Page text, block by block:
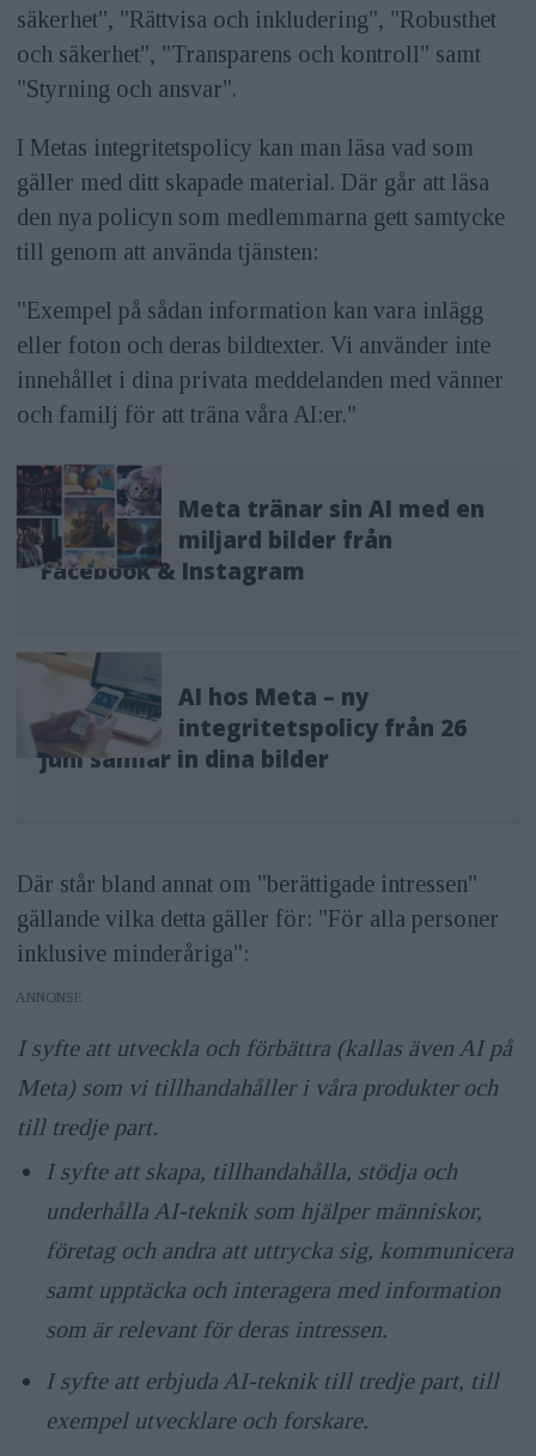
säkerhet", "Rättvisa och inkludering", "Robusthet
och säkerhet", "Transparens och kontroll" samt
"Styrning och ansvar".
I Metas integritetspolicy kan man läsa vad som
gäller med ditt skapade material. Där går att läsa
den nya policyn som medlemmarna gett samtycke
till genom att använda tjänsten:
"Exempel på sådan information kan vara inlägg
eller foton och deras bildtexter. Vi använder inte
innehållet i dina privata meddelanden med vänner
och familj för att träna våra AI:er."
Meta tränar sin AI med en
miljard bilder från
Facebook & Instagram
AI hos Meta – ny
integritetspolicy från 26
juni samlar in dina bilder
Där står bland annat om "berättigade intressen"
gällande vilka detta gäller för: "För alla personer
inklusive minderåriga":
ANNONS
I syfte att utveckla och förbättra (kallas även AI på
Meta) som vi tillhandahåller i våra produkter och
till tredje part.
I syfte att skapa, tillhandahålla, stödja och
underhålla AI-teknik som hjälper människor,
företag och andra att uttrycka sig, kommunicera
samt upptäcka och interagera med information
som är relevant för deras intressen.
I syfte att erbjuda AI-teknik till tredje part, till
exempel utvecklare och forskare.